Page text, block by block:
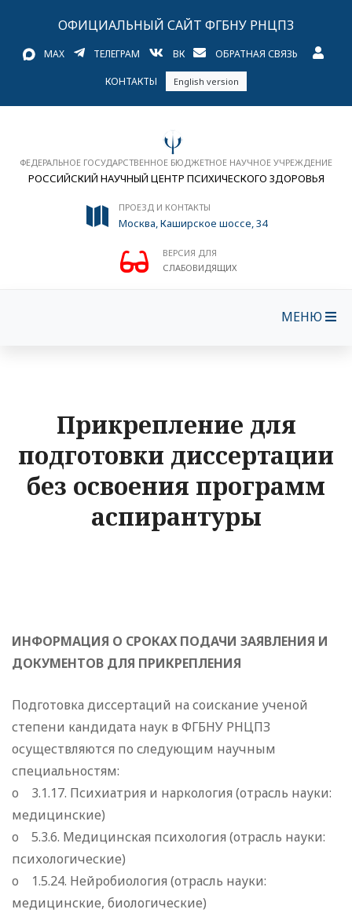
ОФИЦИАЛЬНЫЙ САЙТ ФГБНУ РНЦПЗ
MAX ТЕЛЕГРАМ ВК ОБРАТНАЯ СВЯЗЬ
КОНТАКТЫ English version
ФЕДЕРАЛЬНОЕ ГОСУДАРСТВЕННОЕ БЮДЖЕТНОЕ НАУЧНОЕ УЧРЕЖДЕНИЕ
РОССИЙСКИЙ НАУЧНЫЙ ЦЕНТР ПСИХИЧЕСКОГО ЗДОРОВЬЯ
ПРОЕЗД И КОНТАКТЫ
Москва, Каширское шоссе, 34
ВЕРСИЯ ДЛЯ
СЛАБОВИДЯЩИХ
МЕНЮ
Прикрепление для
подготовки диссертации
без освоения программ
аспирантуры
ИНФОРМАЦИЯ О СРОКАХ ПОДАЧИ ЗАЯВЛЕНИЯ И
ДОКУМЕНТОВ ДЛЯ ПРИКРЕПЛЕНИЯ
Подготовка диссертаций на соискание ученой
степени кандидата наук в ФГБНУ РНЦПЗ
осуществляются по следующим научным
специальностям:
o 3.1.17. Психиатрия и наркология (отрасль науки:
медицинские)
o 5.3.6. Медицинская психология (отрасль науки:
психологические)
o 1.5.24. Нейробиология (отрасль науки:
медицинские, биологические)